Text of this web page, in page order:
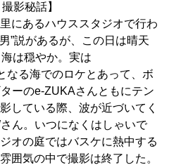
影秘話】
にあるハウススタジオで行わ
”説があるが、この日は晴天
は穏やか。実は
なる海でのロケとあって、ボ
ーのe-ZUKAさんともにテン
している際、波が近づいてく
ん。いつになくはしゃいで
オの庭ではバスケに熱中する
囲気の中で撮影は終了した。